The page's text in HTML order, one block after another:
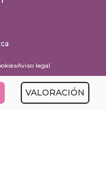
Aviso legal
VALORACIÓN